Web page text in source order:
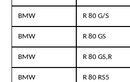
BMW R 80 G/S
BMW R 80 GS
BMW R 80 GS,R
BMW R 80 RS5